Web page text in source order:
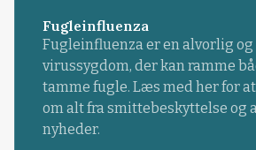
Fugleinfluenza
Fugleinfluenza er en alvorlig
virussygdom, der kan ramme
tamme fugle. Læs med her for
om alt fra smittebeskyttelse og
nyheder.